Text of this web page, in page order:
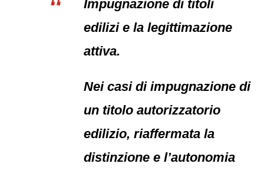
Impugnazione di titoli
edilizi e la legittimazione
attiva.
Nei casi di impugnazione di
un titolo autorizzatorio
edilizio, riaffermata la
distinzione e l’autonomia